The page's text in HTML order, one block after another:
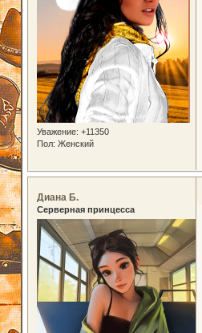
Уважение: +11350
Пол: Женский
Диана Б.
Серверная принцесса